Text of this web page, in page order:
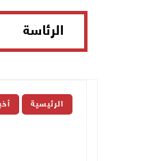
الرئاسة
الرئيسية